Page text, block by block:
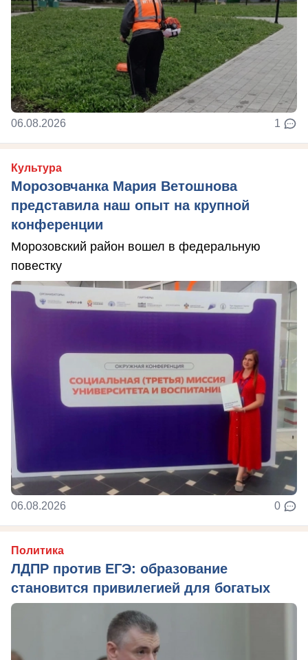
06.08.2026 1
Культура
Морозовчанка Мария Ветошнова
представила наш опыт на крупной
конференции
Морозовский район вошел в федеральную
повестку
06.08.2026 0
Политика
ЛДПР против ЕГЭ: образование
становится привилегией для богатых